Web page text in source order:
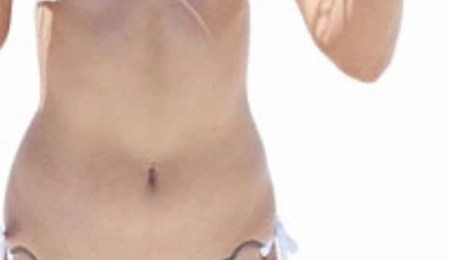
が少ないので、このようなドレスを用意していただいてすごく嬉しい」と喜んだ